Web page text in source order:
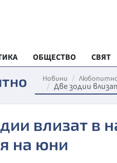
ОБЩЕСТВО СВЯТ
Новини
Две зодии
влизат в
на юни